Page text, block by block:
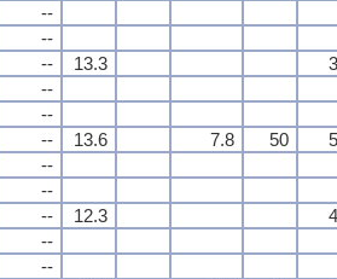
--
--
-- 13.3
--
--
-- 13.6 7.8 50
--
--
-- 12.3
--
--